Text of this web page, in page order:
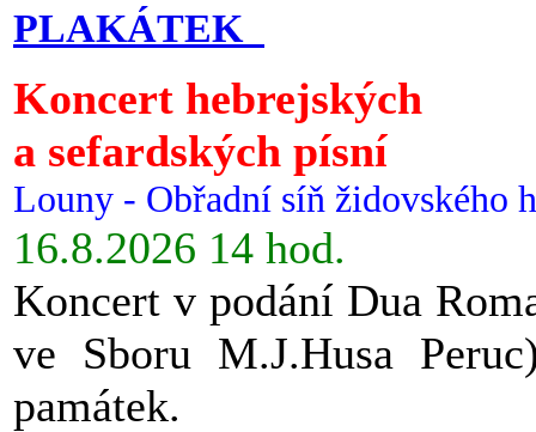
PLAKÁTEK
Koncert hebrejských
a sefardských písní
Louny - Obřadní síň židovského
16.8.2026 14 hod.
Koncert v podání Dua
ve Sboru M.J.Husa
památek.